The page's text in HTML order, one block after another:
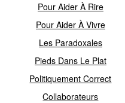
Pour Aider À Rire
Pour Aider À Vivre
Les Paradoxales
Pieds Dans Le Plat
Politiquement Correct
Collaborateurs